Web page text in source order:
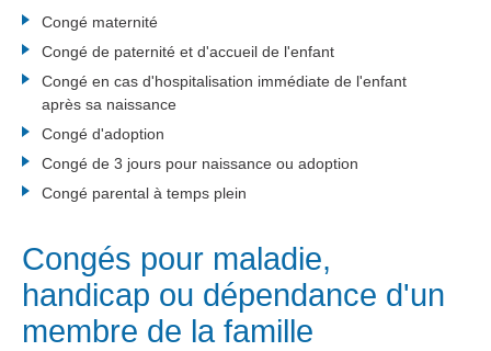
Congé maternité
Congé de paternité et d'accueil de l'enfant
Congé en cas d'hospitalisation immédiate de l'enfant
après sa naissance
Congé d'adoption
Congé de 3 jours pour naissance ou adoption
Congé parental à temps plein
Congés pour maladie,
handicap ou dépendance d'un
membre de la famille